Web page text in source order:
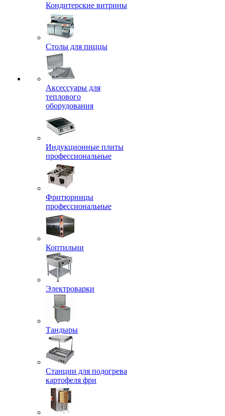
Кондитерские витрины
Столы для пиццы
Аксессуары для
теплового
оборудования
Индукционные плиты
профессиональные
Фритюрницы
профессиональные
Коптильни
Электроварки
Тандыры
Станции для подогрева
картофеля фри